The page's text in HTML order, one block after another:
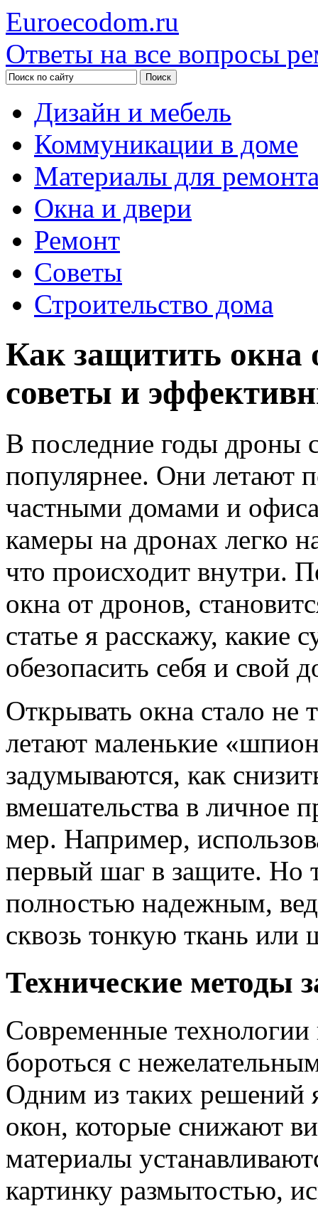
Euroecodom.ru
Ответы на все вопросы
Дизайн и мебель
Коммуникации в доме
Материалы для
Окна и двери
Ремонт
Советы
Строительство дома
Как защитить окна
советы и
В последние годы дроны
популярнее. Они летают
частными домами и
камеры на дронах легко
что происходит внутри.
окна от дронов,
статье я расскажу,
обезопасить себя и свой
Открывать окна стало не
летают маленькие
задумываются, как
вмешательства в личное
мер. Например,
первый шаг в защите. Но
полностью надежным,
сквозь тонкую ткань или
Технические методы
Современные
бороться с
Одним из таких решений
окон, которые снижают
материалы
картинку размытостью,